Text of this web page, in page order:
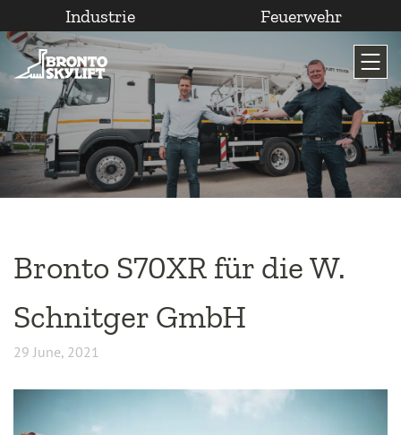
Zum
Inhalt
wechseln
Industrie Feuerwehr
Bronto S70XR für die W.
Schnitger GmbH
29 June, 2021